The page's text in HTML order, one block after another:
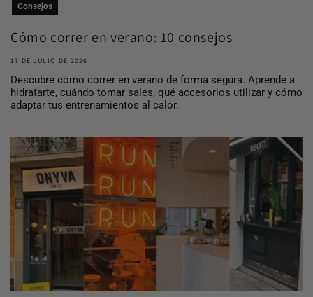
Consejos
Cómo correr en verano: 10 consejos
para entrena...
17 DE JULIO DE 2026
Descubre cómo correr en verano de forma segura. Aprende a
hidratarte, cuándo tomar sales, qué accesorios utilizar y cómo
adaptar tus entrenamientos al calor.